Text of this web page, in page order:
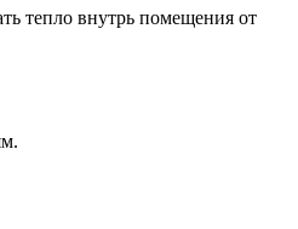
тепло внутрь помещения от